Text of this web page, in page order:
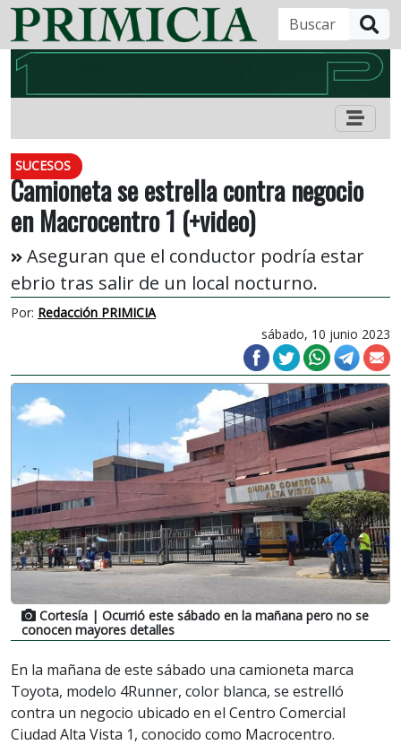
SUCESOS
Camioneta se estrella contra negocio
en Macrocentro 1 (+video)
Aseguran que el conductor podría estar
ebrio tras salir de un local nocturno.
Por: Redacción PRIMICIA
sábado, 10 junio 2023
Cortesía | Ocurrió este sábado en la mañana pero no se
conocen mayores detalles
En la mañana de este sábado una camioneta marca
Toyota, modelo 4Runner, color blanca, se estrelló
contra un negocio ubicado en el Centro Comercial
Ciudad Alta Vista 1, conocido como Macrocentro.